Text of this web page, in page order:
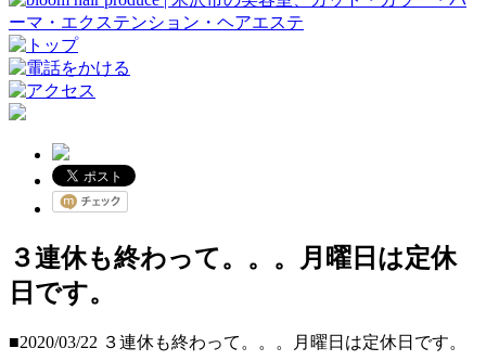
３連休も終わって。。。月曜日は定休
日です。
■2020/03/22 ３連休も終わって。。。月曜日は定休日です。